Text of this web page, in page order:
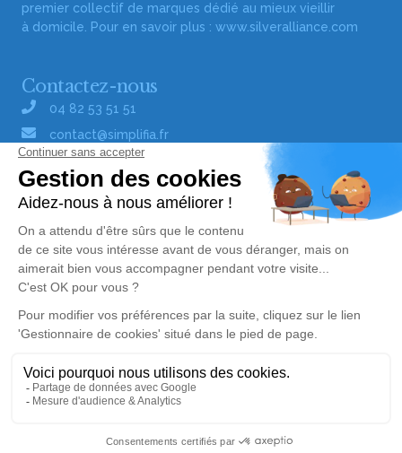
premier collectif de marques dédié au mieux vieillir
à domicile. Pour en savoir plus : www.silveralliance.com
Contactez-nous
04 82 53 51 51
contact@simplifia.fr
Réseaux sociaux
Liens utiles
Publier un avis de décès
Signaler un abus/une erreur
Consultez nos offres d'emploi
Politique de traitement des données
Mentions légales